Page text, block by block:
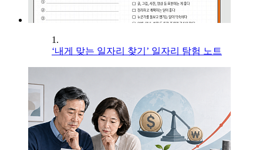
1.
‘내게 맞는 일자리 찾기’ 일자리 탐험 노트